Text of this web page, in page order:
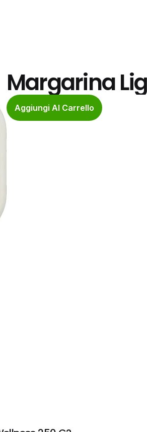
Margarina
Aggiungi Al Carrello